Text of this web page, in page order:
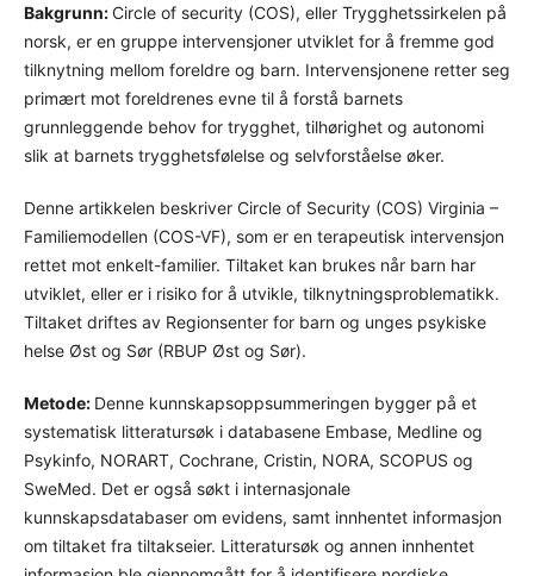
Bakgrunn:Circle of security (COS), eller Trygghetssirkelen på
norsk, er en gruppe intervensjoner utviklet for å fremme god
tilknytning mellom foreldre og barn. Intervensjonene retter seg
primært mot foreldrenes evne til å forstå barnets
grunnleggende behov for trygghet, tilhørighet og autonomi
slik at barnets trygghetsfølelse og selvforståelse øker.
Denne artikkelen beskriver Circle of Security (COS) Virginia –
Familiemodellen (COS-VF), som er en terapeutisk intervensjon
rettet mot enkelt-familier. Tiltaket kan brukes når barn har
utviklet, eller er i risiko for å utvikle, tilknytningsproblematikk.
Tiltaket driftes av Regionsenter for barn og unges psykiske
helse Øst og Sør (RBUP Øst og Sør).
Metode: Denne kunnskapsoppsummeringen bygger på et
systematisk litteratursøk i databasene Embase, Medline og
Psykinfo, NORART, Cochrane, Cristin, NORA, SCOPUS og
SweMed. Det er også søkt i internasjonale
kunnskapsdatabaser om evidens, samt innhentet informasjon
om tiltaket fra tiltakseier. Litteratursøk og annen innhentet